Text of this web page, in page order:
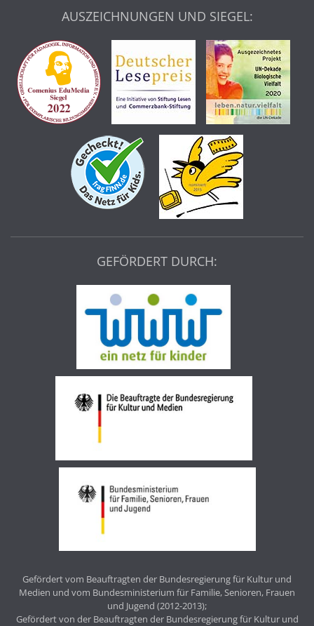
AUSZEICHNUNGEN UND SIEGEL:
GEFÖRDERT DURCH:
Gefördert vom Beauftragten der Bundesregierung für Kultur und
Medien und vom Bundesministerium für Familie, Senioren, Frauen
und Jugend (2012-2013);
Gefördert von der Beauftragten der Bundesregierung für Kultur und